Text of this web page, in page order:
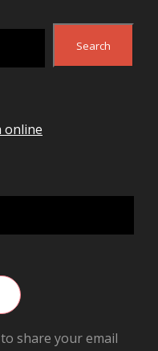
Search
online
share your email